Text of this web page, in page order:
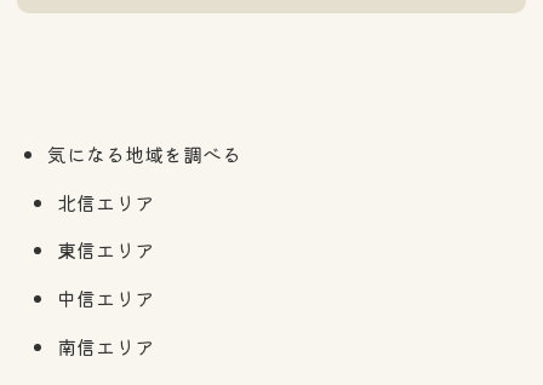
気になる地域を調べる
北信エリア
東信エリア
中信エリア
南信エリア